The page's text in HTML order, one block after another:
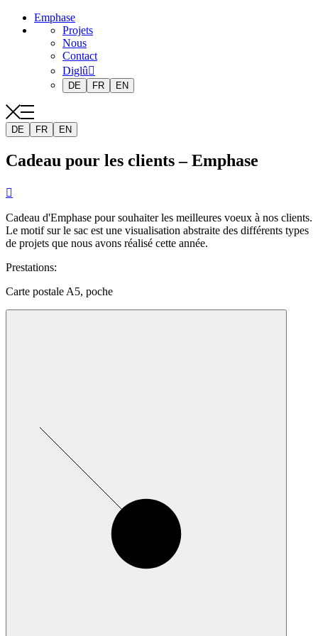
Emphase
Projets
Nous
Contact
Diglû
DE FR EN
DE FR EN
Cadeau pour les clients – Emphase

Cadeau d'Emphase pour souhaiter les meilleures voeux à nos clients.
Le motif sur le sac est une visualisation abstraite des différents types
de projets que nous avons réalisé cette année.
Prestations:
Carte postale A5, poche